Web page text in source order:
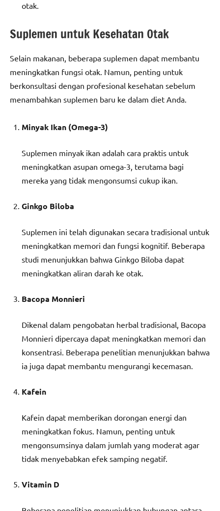
otak.
Suplemen untuk Kesehatan Otak
Selain makanan, beberapa suplemen dapat membantu
meningkatkan fungsi otak. Namun, penting untuk
berkonsultasi dengan profesional kesehatan sebelum
menambahkan suplemen baru ke dalam diet Anda.
Minyak Ikan (Omega-3)
Suplemen minyak ikan adalah cara praktis untuk
meningkatkan asupan omega-3, terutama bagi
mereka yang tidak mengonsumsi cukup ikan.
Ginkgo Biloba
Suplemen ini telah digunakan secara tradisional untuk
meningkatkan memori dan fungsi kognitif. Beberapa
studi menunjukkan bahwa Ginkgo Biloba dapat
meningkatkan aliran darah ke otak.
Bacopa Monnieri
Dikenal dalam pengobatan herbal tradisional, Bacopa
Monnieri dipercaya dapat meningkatkan memori dan
konsentrasi. Beberapa penelitian menunjukkan bahwa
ia juga dapat membantu mengurangi kecemasan.
Kafein
Kafein dapat memberikan dorongan energi dan
meningkatkan fokus. Namun, penting untuk
mengonsumsinya dalam jumlah yang moderat agar
tidak menyebabkan efek samping negatif.
Vitamin D